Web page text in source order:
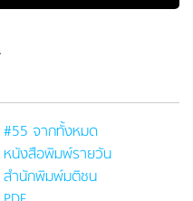
#55 จากทั้งหมด
หนังสือพิมพ์รายวัน
สำนักพิมพ์มติชน